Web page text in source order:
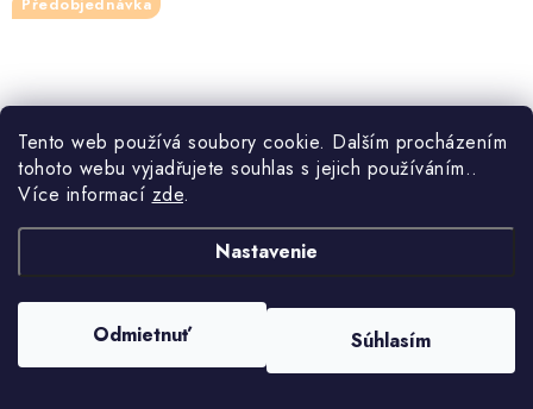
Tento web používá soubory cookie. Dalším procházením
tohoto webu vyjadřujete souhlas s jejich používáním..
Více informací zde.
Nastavenie
Odmietnuť Súhlasím